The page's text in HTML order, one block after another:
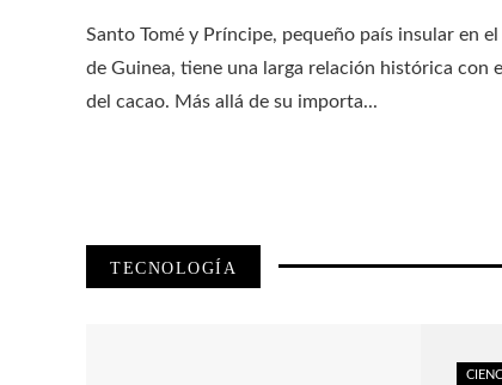
Santo Tomé y Príncipe, pequeño país insular en
de Guinea, tiene una larga relación histórica con
del cacao. Más allá de su importa...
TECNOLOGÍA